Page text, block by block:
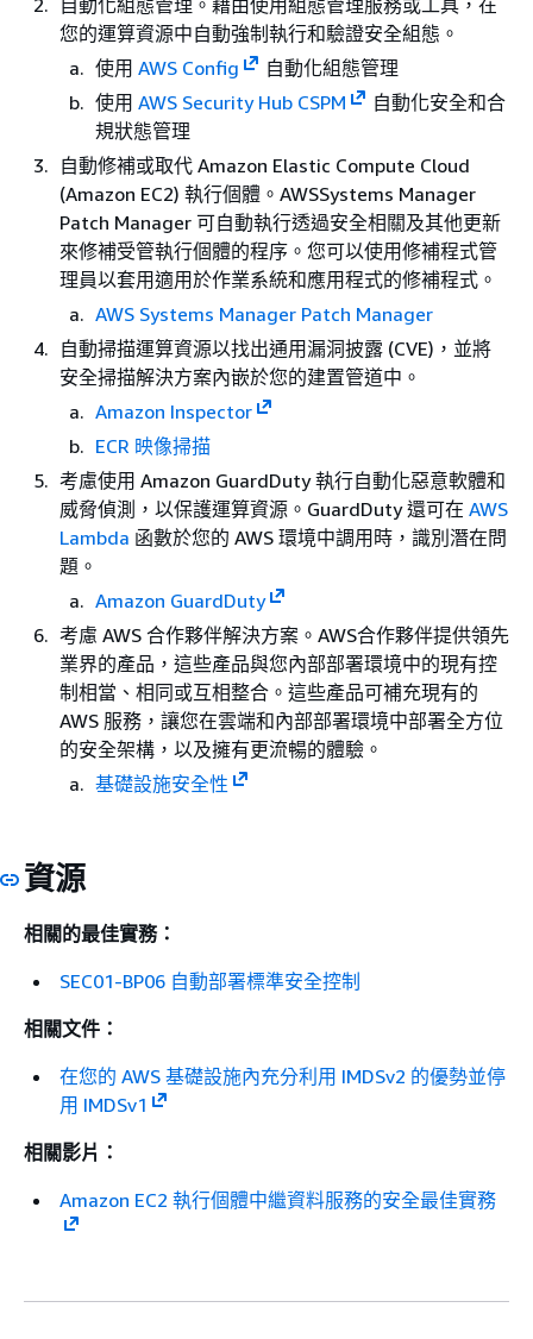
您的運算資源中自動強制執行和驗證安全組態。
使用 AWS Config
自動化組態管理
使用 AWS Security Hub CSPM
自動化安全和合
規狀態管理
自動修補或取代 Amazon Elastic Compute Cloud
(Amazon EC2) 執行個體。AWSSystems Manager
Patch Manager 可自動執行透過安全相關及其他更新
來修補受管執行個體的程序。您可以使用修補程式管
理員以套用適用於作業系統和應用程式的修補程式。
AWS Systems Manager Patch Manager
自動掃描運算資源以找出通用漏洞披露 (CVE)，並將
安全掃描解決方案內嵌於您的建置管道中。
Amazon Inspector
ECR 映像掃描
考慮使用 Amazon GuardDuty 執行自動化惡意軟體和
威脅偵測，以保護運算資源。GuardDuty 還可在 AWS
Lambda 函數於您的 AWS 環境中調用時，識別潛在問
題。
Amazon GuardDuty
考慮 AWS 合作夥伴解決方案。AWS合作夥伴提供領先
業界的產品，這些產品與您內部部署環境中的現有控
制相當、相同或互相整合。這些產品可補充現有的
AWS 服務，讓您在雲端和內部部署環境中部署全方位
的安全架構，以及擁有更流暢的體驗。
基礎設施安全性
資源
相關的最佳實務：
SEC01-BP06 自動部署標準安全控制
相關文件：
在您的 AWS 基礎設施內充分利用 IMDSv2 的優勢並停
用 IMDSv1
相關影片：
Amazon EC2 執行個體中繼資料服務的安全最佳實務